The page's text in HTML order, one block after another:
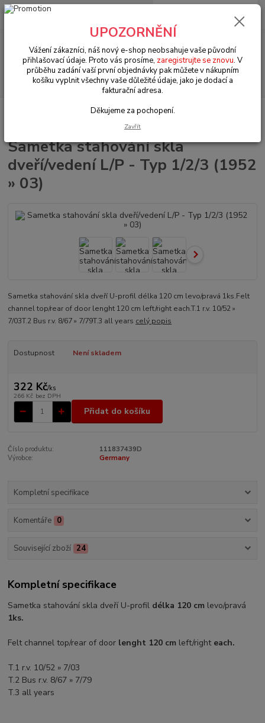
Menu
Hledat
+420 602 330 329
0 Kč
VW Typ 3 (1961 » 73) Exteriér (Exterior)
Sametka stahování skla
dveří/vedení L/P - Typ 1/2/3 (1952
» 03)
Sametka stahování skla dveří U-profil délka 120 cm levo/pravá 1ks.Felt
channel top/rear of door lenght 120 cm left/right each.T.1 r.v. 10/52 »
7/03T.2 Bus r.v. 8/67 » 7/79T.3 all years celý popis
Dostupnost Není skladem
322 Kč/ks
266 Kč bez DPH
Přidat do košíku
Číslo produktu:
111837439D
Výrobce:
Germany
Kompletní specifikace
Komentáře 0
Související zboží 24
Kompletní specifikace
Sametka stahování skla dveří U-profil délka 120 cm levo/pravá
1ks.
Felt channel top/rear of door lenght 120 cm left/right each.
T.1 r.v. 10/52 » 7/03
T.2 Bus r.v. 8/67 » 7/79
T.3 all years
UPOZORNĚNÍ
Vážení zákazníci, náš nový e-shop neobsahuje vaše původní
přihlašovací údaje. Proto vás prosíme, zaregistrujte se znovu. V
průběhu zadání vaší první objednávky pak můžete v nákupním
košíku vyplnit všechny vaše důležité údaje, jako je dodací a
fakturační adresa.
Děkujeme za pochopení.
Zavřít